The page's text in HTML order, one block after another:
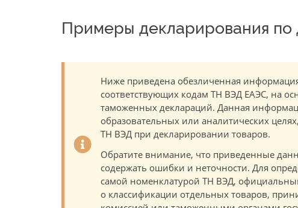
Примеры декларирования по
Ниже приведена обезличенная
соответствующих кодам ТН ВЭД ЕАЭС, на
таможенных деклараций. Данная
образовательных или аналитических
ТН ВЭД при декларировании товаров.
Обратите внимание, что приведенные
содержать ошибки и неточности. Для
самой номенклатурой ТН ВЭД,
о классификации отдельных товаров,